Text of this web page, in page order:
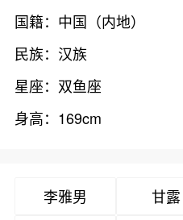
国籍：中国（内地）
民族：汉族
星座：双鱼座
身高：169cm
李雅男 甘露